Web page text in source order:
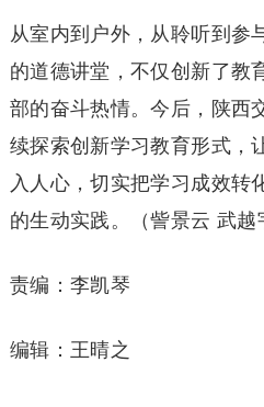
从室内到户外，从聆听到参
的道德讲堂，不仅创新了教
部的奋斗热情。今后，陕西
续探索创新学习教育形式，
入人心，切实把学习成效转
的生动实践。（訾景云 武越
责编：李凯琴
编辑：王晴之